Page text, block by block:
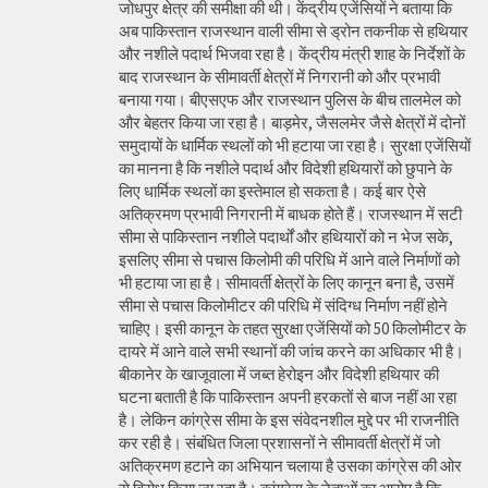
जोधपुर क्षेत्र की समीक्षा की थी। केंद्रीय एजेंसियों ने बताया कि
अब पाकिस्तान राजस्थान वाली सीमा से ड्रोन तकनीक से हथियार
और नशीले पदार्थ भिजवा रहा है। केंद्रीय मंत्री शाह के निर्देशों के
बाद राजस्थान के सीमावर्ती क्षेत्रों में निगरानी को और प्रभावी
बनाया गया। बीएसएफ और राजस्थान पुलिस के बीच तालमेल को
और बेहतर किया जा रहा है। बाड़मेर, जैसलमेर जैसे क्षेत्रों में दोनों
समुदायों के धार्मिक स्थलों को भी हटाया जा रहा है। सुरक्षा एजेंसियों
का मानना है कि नशीले पदार्थ और विदेशी हथियारों को छुपाने के
लिए धार्मिक स्थलों का इस्तेमाल हो सकता है। कई बार ऐसे
अतिक्रमण प्रभावी निगरानी में बाधक होते हैं। राजस्थान में सटी
सीमा से पाकिस्तान नशीले पदार्थों और हथियारों को न भेज सके,
इसलिए सीमा से पचास किलोमी की परिधि में आने वाले निर्माणों को
भी हटाया जा हा है। सीमावर्ती क्षेत्रों के लिए कानून बना है, उसमें
सीमा से पचास किलोमीटर की परिधि में संदिग्ध निर्माण नहीं होने
चाहिए। इसी कानून के तहत सुरक्षा एजेंसियों को 50 किलोमीटर के
दायरे में आने वाले सभी स्थानों की जांच करने का अधिकार भी है।
बीकानेर के खाजूवाला में जब्त हेरोइन और विदेशी हथियार की
घटना बताती है कि पाकिस्तान अपनी हरकतों से बाज नहीं आ रहा
है। लेकिन कांग्रेस सीमा के इस संवेदनशील मुद्दे पर भी राजनीति
कर रही है। संबंधित जिला प्रशासनों ने सीमावर्ती क्षेत्रों में जो
अतिक्रमण हटाने का अभियान चलाया है उसका कांग्रेस की ओर